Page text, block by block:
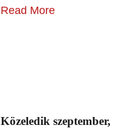
Read More
Közeledik